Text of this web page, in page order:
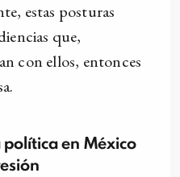
estas posturas
que,
con ellos, entonces
en México